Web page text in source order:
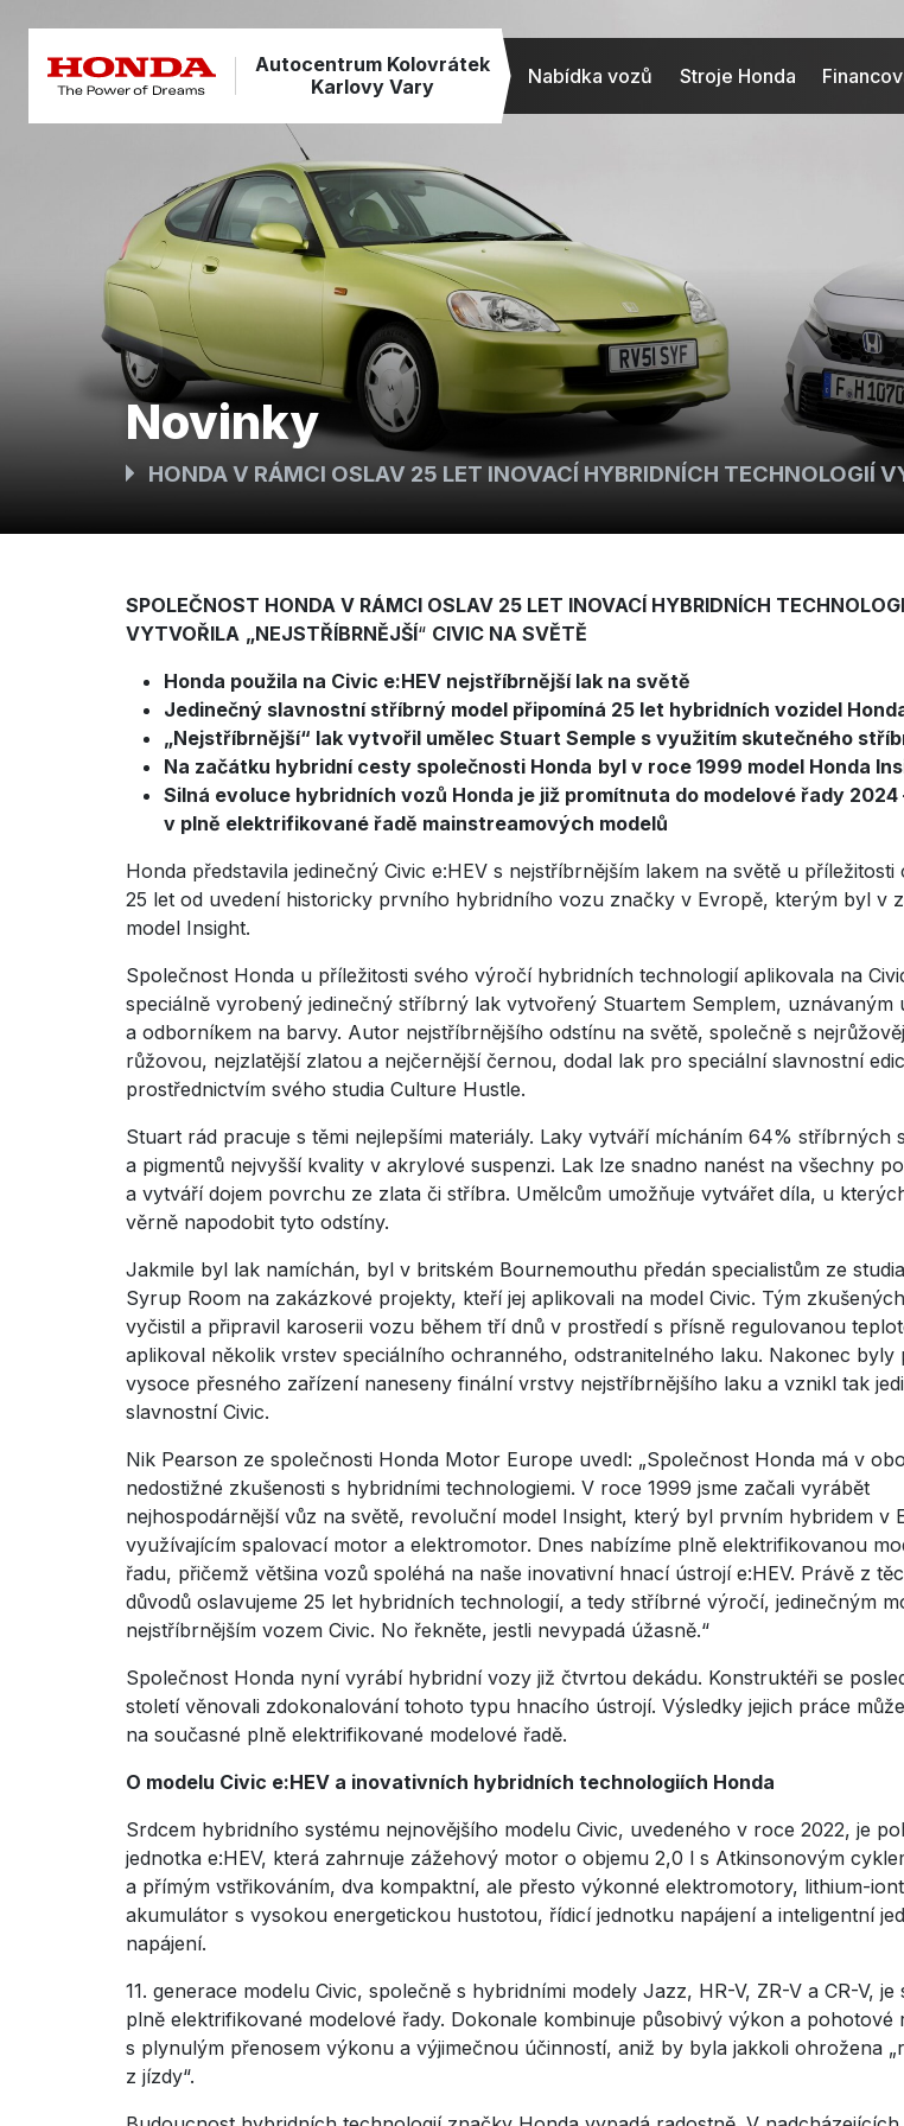
Autocentrum Kolovrátek
Karlovy Vary
Nabídka vozů Stroje Honda
Novinky
HONDA V RÁMCI OSLAV 25 LET INOVACÍ HYBRIDNÍCH TECHNOLOGIÍ
SPOLEČNOST HONDA V RÁMCI OSLAV 25 LET INOVACÍ HYBRIDNÍCH
VYTVOŘILA „NEJSTŘÍBRNĚJŠÍ“ CIVIC NA SVĚTĚ
Honda použila na Civic e:HEV nejstříbrnější lak na světě
Jedinečný slavnostní stříbrný model připomíná 25 let hybridních vozidel
„Nejstříbrnější“ lak vytvořil umělec Stuart Semple s využitím skutečného
Na začátku hybridní cesty společnosti Honda byl v roce 1999 model Honda
Silná evoluce hybridních vozů Honda je již promítnuta do modelové řady 2024
v plně elektrifikované řadě mainstreamových modelů
Honda představila jedinečný Civic e:HEV s nejstříbrnějším lakem na světě u příležitosti
25 let od uvedení historicky prvního hybridního vozu značky v Evropě, kterým byl v
model Insight.
Společnost Honda u příležitosti svého výročí hybridních technologií aplikovala na
speciálně vyrobený jedinečný stříbrný lak vytvořený Stuartem Semplem, uznávaným
a odborníkem na barvy. Autor nejstříbrnějšího odstínu na světě, společně s
růžovou, nejzlatější zlatou a nejčernější černou, dodal lak pro speciální slavnostní
prostřednictvím svého studia Culture Hustle.
Stuart rád pracuje s těmi nejlepšími materiály. Laky vytváří mícháním 64% stříbrných
a pigmentů nejvyšší kvality v akrylové suspenzi. Lak lze snadno nanést na všechny
a vytváří dojem povrchu ze zlata či stříbra. Umělcům umožňuje vytvářet díla, u
věrně napodobit tyto odstíny.
Jakmile byl lak namíchán, byl v britském Bournemouthu předán specialistům ze
Syrup Room na zakázkové projekty, kteří jej aplikovali na model Civic. Tým
vyčistil a připravil karoserii vozu během tří dnů v prostředí s přísně regulovanou
aplikoval několik vrstev speciálního ochranného, odstranitelného laku. Nakonec byly
vysoce přesného zařízení naneseny finální vrstvy nejstříbrnějšího laku a vznikl tak
slavnostní Civic.
Nik Pearson ze společnosti Honda Motor Europe uvedl: „Společnost Honda má v
nedostižné zkušenosti s hybridními technologiemi. V roce 1999 jsme začali vyrábět
nejhospodárnější vůz na světě, revoluční model Insight, který byl prvním hybridem v
využívajícím spalovací motor a elektromotor. Dnes nabízíme plně elektrifikovanou
řadu, přičemž většina vozů spoléhá na naše inovativní hnací ústrojí e:HEV. Právě z
důvodů oslavujeme 25 let hybridních technologií, a tedy stříbrné výročí, jedinečným
nejstříbrnějším vozem Civic. No řekněte, jestli nevypadá úžasně.“
Společnost Honda nyní vyrábí hybridní vozy již čtvrtou dekádu. Konstruktéři se
století věnovali zdokonalování tohoto typu hnacího ústrojí. Výsledky jejich práce
na současné plně elektrifikované modelové řadě.
O modelu Civic e:HEV a inovativních hybridních technologiích Honda
Srdcem hybridního systému nejnovějšího modelu Civic, uvedeného v roce 2022, je
jednotka e:HEV, která zahrnuje zážehový motor o objemu 2,0 l s Atkinsonovým
a přímým vstřikováním, dva kompaktní, ale přesto výkonné elektromotory, lithium-
akumulátor s vysokou energetickou hustotou, řídicí jednotku napájení a inteligentní
napájení.
11. generace modelu Civic, společně s hybridními modely Jazz, HR-V, ZR-V a CR-V, je
plně elektrifikované modelové řady. Dokonale kombinuje působivý výkon a pohotové
s plynulým přenosem výkonu a výjimečnou účinností, aniž by byla jakkoli ohrožena
z jízdy“.